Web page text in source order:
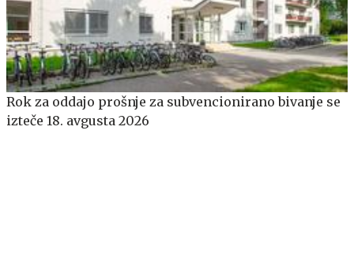
​​​​​​​Rok za oddajo prošnje za subvencionirano bivanje se
izteče 18. avgusta 2026